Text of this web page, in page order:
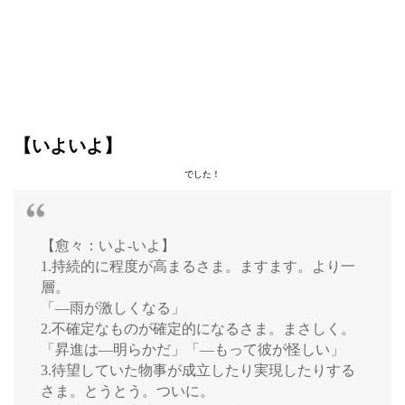
【いよいよ】
でした！
【愈々：いよ‐いよ】
1.持続的に程度が高まるさま。ますます。より一
層。
「―雨が激しくなる」
2.不確定なものが確定的になるさま。まさしく。
「昇進は―明らかだ」「―もって彼が怪しい」
3.待望していた物事が成立したり実現したりする
さま。とうとう。ついに。